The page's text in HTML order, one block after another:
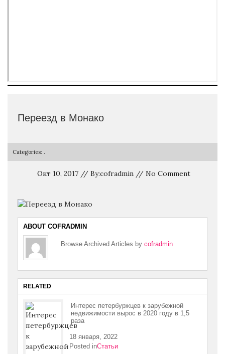
Переезд в Монако
Categories: .
Окт 10, 2017 // By:cofradmin // No Comment
ABOUT COFRADMIN
Browse Archived Articles by cofradmin
RELATED
Интерес петербуржцев к зарубежной
недвижимости вырос в 2020 году в 1,5
раза
18 января, 2022
Posted inСтатьи